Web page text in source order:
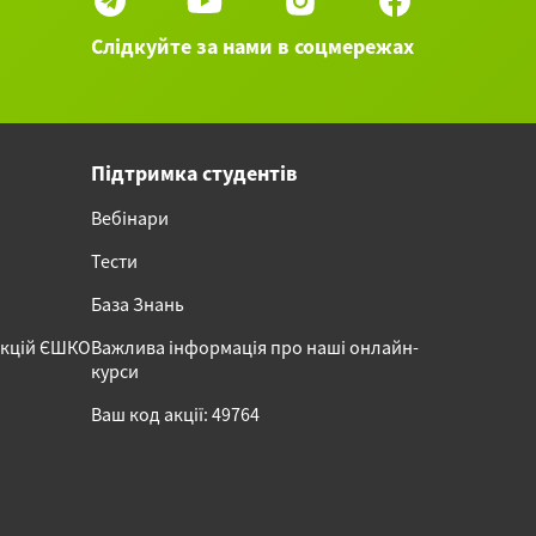
Слідкуйте за нами в соцмережах
ЄШКО
Підтримка студентів
Вебінари
Тести
База Знань
Важлива інформація про наші онлайн-
курси
Ваш код акції: 49764